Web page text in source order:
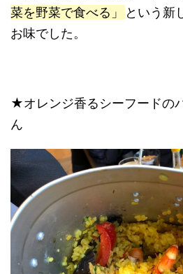
菜を野菜で食べる」
という新
お味でした。
★オレンジ香るシーフードの
ん